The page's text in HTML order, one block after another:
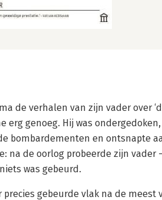
de verhalen van zijn vader over
erg genoeg. Hij was
bombardementen en ontsnapte
na de oorlog probeerde zijn vader
was gebeurd.
precies gebeurde vlak na de meest